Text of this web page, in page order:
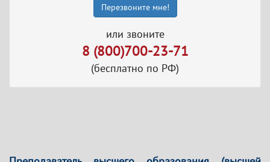
Перезвоните мне!
или звоните
8 (800)700-23-71
(бесплатно по РФ)